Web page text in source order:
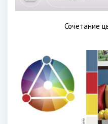
Сочетание